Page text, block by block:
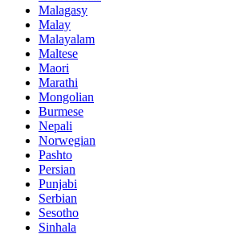
Malagasy
Malay
Malayalam
Maltese
Maori
Marathi
Mongolian
Burmese
Nepali
Norwegian
Pashto
Persian
Punjabi
Serbian
Sesotho
Sinhala